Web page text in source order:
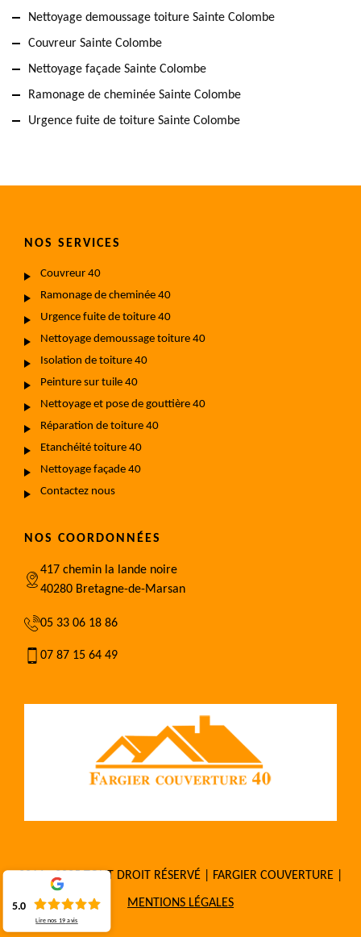
Nettoyage demoussage toiture Sainte Colombe
Couvreur Sainte Colombe
Nettoyage façade Sainte Colombe
Ramonage de cheminée Sainte Colombe
Urgence fuite de toiture Sainte Colombe
NOS SERVICES
Couvreur 40
Ramonage de cheminée 40
Urgence fuite de toiture 40
Nettoyage demoussage toiture 40
Isolation de toiture 40
Peinture sur tuile 40
Nettoyage et pose de gouttière 40
Réparation de toiture 40
Etanchéité toiture 40
Nettoyage façade 40
Contactez nous
NOS COORDONNÉES
417 chemin la lande noire
40280 Bretagne-de-Marsan
05 33 06 18 86
07 87 15 64 49
2016 - 2025 TOUT DROIT RÉSERVÉ | FARGIER COUVERTURE |
MENTIONS LÉGALES
5.0
Lire nos19 avis